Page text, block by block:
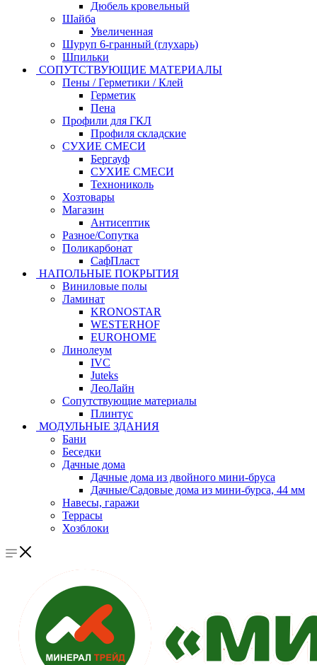
Дюбель кровельный
Шайба
Увеличенная
Шуруп 6-гранный (глухарь)
Шпильки
СОПУТСТВУЮЩИЕ МАТЕРИАЛЫ
Пены / Герметики / Клей
Герметик
Пена
Профили для ГКЛ
Профиля складские
СУХИЕ СМЕСИ
Бергауф
СУХИЕ СМЕСИ
Технониколь
Хозтовары
Магазин
Антисептик
Разное/Сопутка
Поликарбонат
СафПласт
НАПОЛЬНЫЕ ПОКРЫТИЯ
Виниловые полы
Ламинат
KRONOSTAR
WESTERHOF
EUROHOME
Линолеум
IVC
Juteks
ЛеоЛайн
Сопутствующие материалы
Плинтус
МОДУЛЬНЫЕ ЗДАНИЯ
Бани
Беседки
Дачные дома
Дачные дома из двойного мини-бруса
Дачные/Садовые дома из мини-бурса, 44 мм
Навесы, гаражи
Террасы
Хозблоки